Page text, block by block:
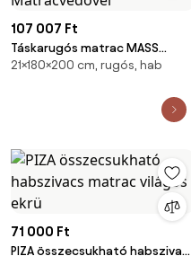
107 007 Ft
Táskarugós matrac MASS
COMFORT 21cm 180 x 200 cm
21×180×200 cm, rugós, hab
71 000 Ft
PIZA összecsukható habszivacs